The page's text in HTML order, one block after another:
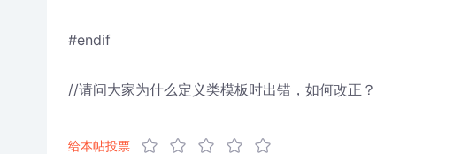
#endif
//请问大家为什么定义类模板时出错，如何改正？
给本帖投票